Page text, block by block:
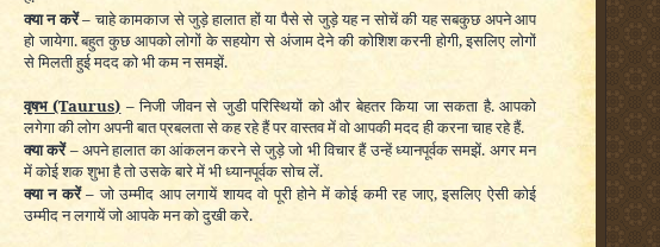
क्या न करें –चाहे कामकाज से जुड़े हालात हों या पैसे से जुड़े यह न सोचें की यह सबकुछ अपने आप
हो जायेगा. बहुत कुछ आपको लोगों के सहयोग से अंजाम देने की कोशिश करनी होगी, इसलिए लोगों
से मिलती हुई मदद को भी कम न समझें.
वृषभ(Taurus) – निजी जीवन से जुडी परिस्थियों को और बेहतर किया जा सकता है. आपको
लगेगा की लोग अपनी बात प्रबलता से कह रहे हैं पर वास्तव में वो आपकी मदद ही करना चाह रहे हैं.
क्या करें –अपने हालात का आंकलन करने से जुड़े जो भी विचार हैं उन्हें ध्यानपूर्वक समझें. अगर मन
में कोई शक शुभा है तो उसके बारे में भी ध्यानपूर्वक सोच लें.
क्या न करें – जो उम्मीद आप लगायें शायद वो पूरी होने में कोई कमी रह जाए, इसलिए ऐसी कोई
उम्मीद न लगायें जो आपके मन को दुखी करे.